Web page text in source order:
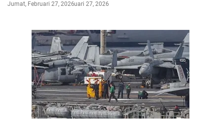
Jumat, Februari 27, 2026Februari 27, 2026